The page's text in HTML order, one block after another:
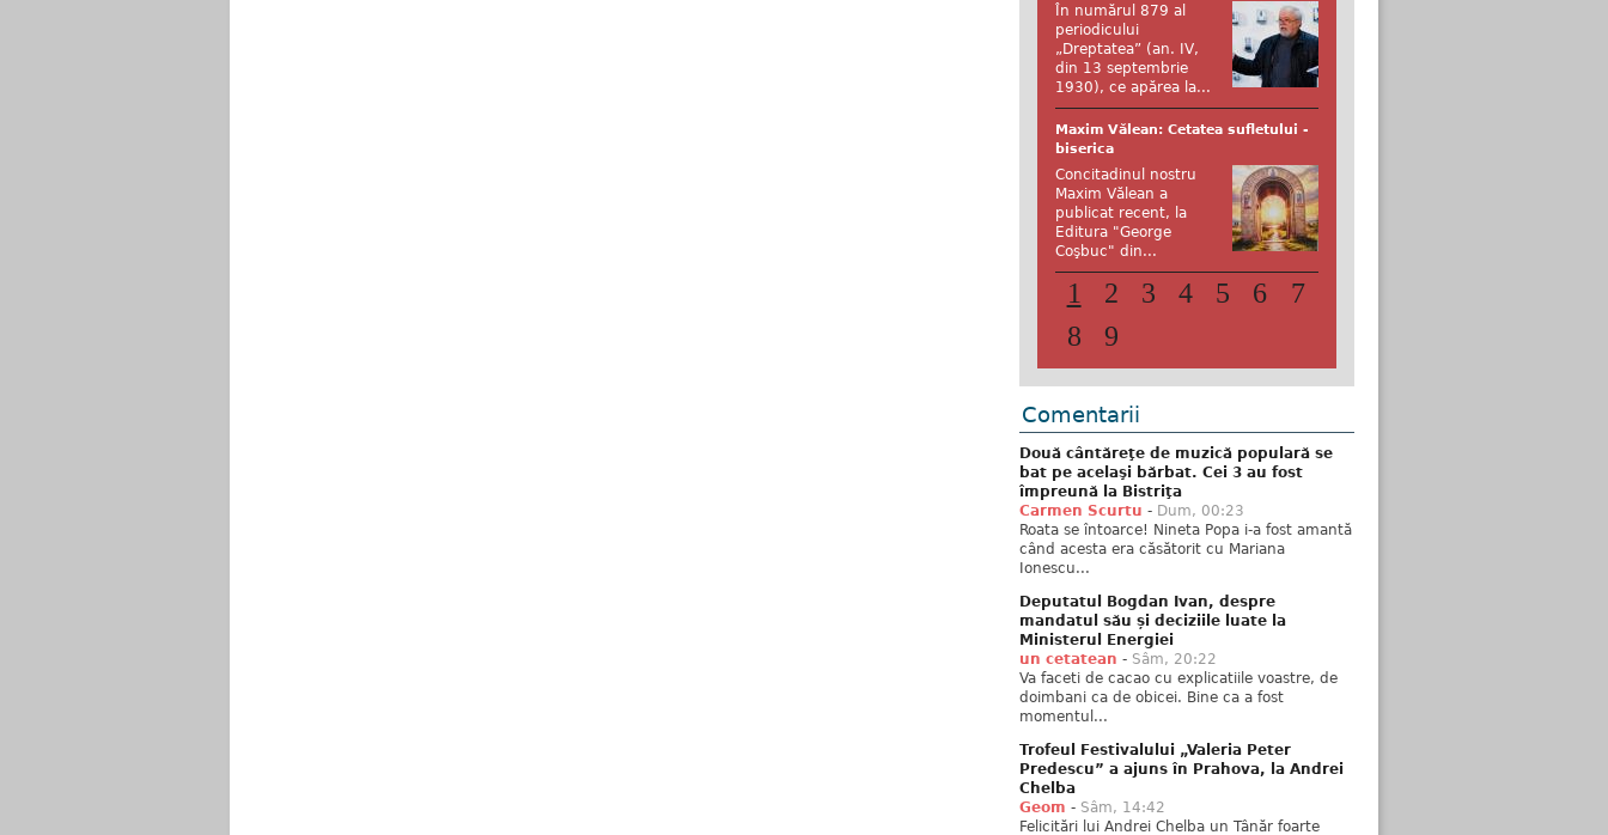
În numărul 879 al
periodicului
„Dreptatea” (an. IV,
din 13 septembrie
1930), ce apărea la...
Maxim Vălean: Cetatea sufletului -
biserica
Concitadinul nostru
Maxim Vălean a
publicat recent, la
Editura "George
Coşbuc" din...
1 2 3 4 5 6
7
8
9
Comentarii
Două cântăreţe de muzică populară se
bat pe acelaşi bărbat. Cei 3 au fost
împreună la Bistriţa
Carmen Scurtu - Dum, 00:23
Roata se întoarce! Nineta Popa i-a fost amantă
când acesta era căsătorit cu Mariana
Ionescu...
Deputatul Bogdan Ivan, despre
mandatul său și deciziile luate la
Ministerul Energiei
un cetatean - Sâm, 20:22
Va faceti de cacao cu explicatiile voastre, de
doimbani ca de obicei. Bine ca a fost
momentul...
Trofeul Festivalului „Valeria Peter
Predescu” a ajuns în Prahova, la Andrei
Chelba
Geom - Sâm, 14:42
Felicitări lui Andrei Chelba un Tânăr foarte